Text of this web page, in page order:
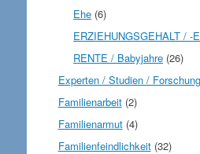
Ehe (6)
ERZIEHUNGSGEHALT / -
RENTE / Babyjahre (26)
Experten / Studien /
Familienarbeit(2)
Familienarmut(4)
Familienfeindlichkeit(32)